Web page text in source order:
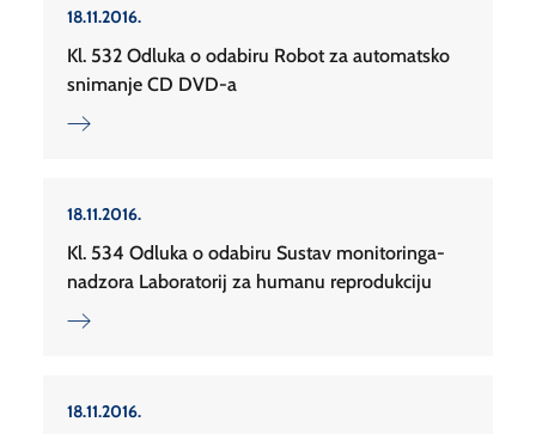
18.11.2016.
Kl. 532 Odluka o odabiru Robot za automatsko
snimanje CD DVD-a
18.11.2016.
Kl. 534 Odluka o odabiru Sustav monitoringa-
nadzora Laboratorij za humanu reprodukciju
18.11.2016.